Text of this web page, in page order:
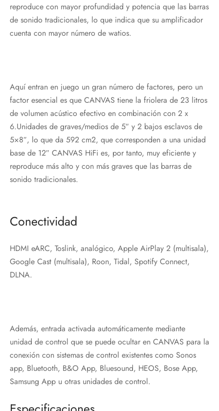
reproduce con mayor profundidad y potencia que las barras
de sonido tradicionales, lo que indica que su amplificador
cuenta con mayor número de watios.
Aquí entran en juego un gran número de factores, pero un
factor esencial es que CANVAS tiene la friolera de 23 litros
de volumen acústico efectivo en combinación con 2 x
6.Unidades de graves/medios de 5″ y 2 bajos esclavos de
5×8″, lo que da 592 cm2, que corresponden a una unidad
base de 12″ CANVAS HiFi es, por tanto, muy eficiente y
reproduce más alto y con más graves que las barras de
sonido tradicionales.
Conectividad
HDMI eARC, Toslink, analógico, Apple AirPlay 2 (multisala),
Google Cast (multisala), Roon, Tidal, Spotify Connect,
DLNA.
Además, entrada activada automáticamente mediante
unidad de control que se puede ocultar en CANVAS para la
conexión con sistemas de control existentes como Sonos
app, Bluetooth, B&O App, Bluesound, HEOS, Bose App,
Samsung App u otras unidades de control.